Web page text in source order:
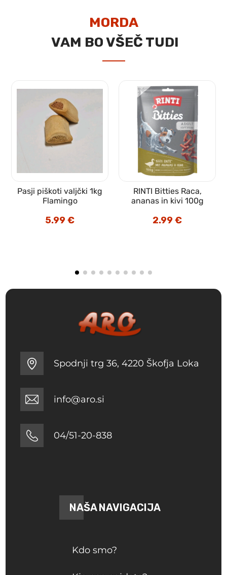
MORDA
VAM BO VŠEČ TUDI
Pasji piškoti valjčki 1kg
Flamingo
5.99€
RINTI Bitties Raca,
ananas in kivi 100g
2.99€
Spodnji trg 36, 4220 Škofja Loka
info@aro.si
04/51-20-838
NAŠA NAVIGACIJA
Kdo smo?